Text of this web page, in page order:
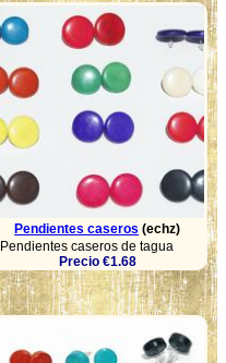
Pendientes caseros (echz)
Pendientes caseros de tagua
Precio €1.68